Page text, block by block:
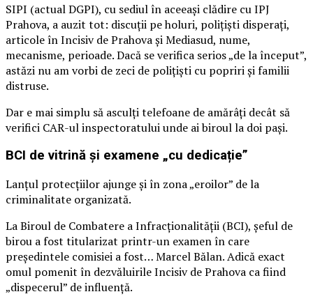
SIPI (actual DGPI), cu sediul în aceeași clădire cu IPJ
Prahova, a auzit tot: discuții pe holuri, polițiști disperați,
articole în Incisiv de Prahova și Mediasud, nume,
mecanisme, perioade. Dacă se verifica serios „de la început”,
astăzi nu am vorbi de zeci de polițiști cu popriri și familii
distruse.
Dar e mai simplu să asculți telefoane de amărâți decât să
verifici CAR-ul inspectoratului unde ai biroul la doi pași.
BCI de vitrină și examene „cu dedicație”
Lanțul protecțiilor ajunge și în zona „eroilor” de la
criminalitate organizată.
La Biroul de Combatere a Infracționalității (BCI), șeful de
birou a fost titularizat printr-un examen în care
președintele comisiei a fost… Marcel Bălan. Adică exact
omul pomenit în dezvăluirile Incisiv de Prahova ca fiind
„dispecerul” de influență.